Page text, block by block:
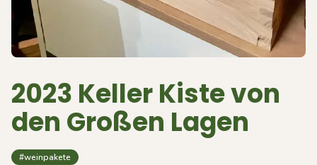
2023 Keller Kiste von
den Großen Lagen
#weinpakete